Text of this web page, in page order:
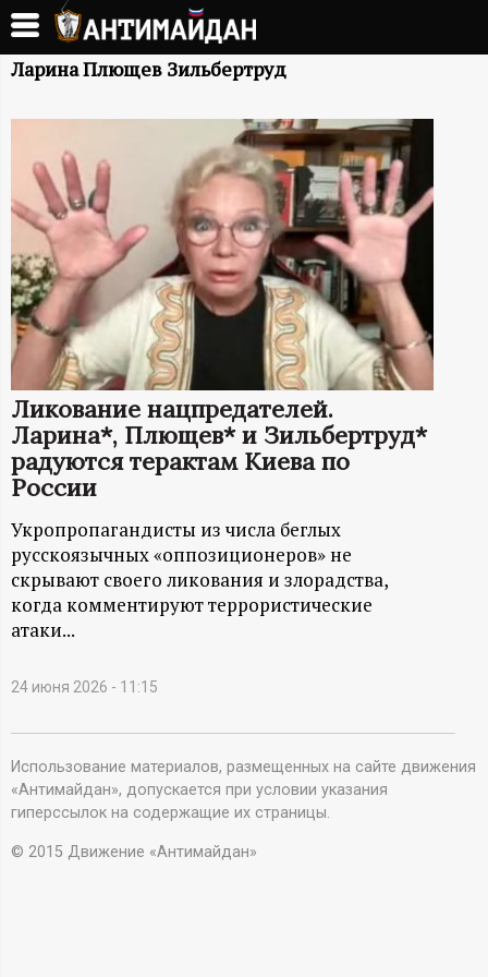
Перейти
основному
А
Н
И
М
А
Й
Д
А
Н
-
и
н
ф
о
р
Ларина Плющев Зильбертруд
Ликование нацпредателей.
Ларина*, Плющев* и Зильбертруд*
радуются терактам Киева по
России
Укропропагандисты из числа беглых
русскоязычных «оппозиционеров» не
скрывают своего ликования и злорадства,
когда комментируют террористические
атаки...
24 июня 2026 - 11:15
Использование материалов, размещенных на сайте движения
«Антимайдан», допускается при условии указания
гиперссылок на содержащие их страницы.
© 2015 Движение «Антимайдан»